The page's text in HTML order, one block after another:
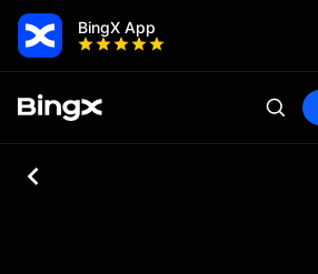
BingX App